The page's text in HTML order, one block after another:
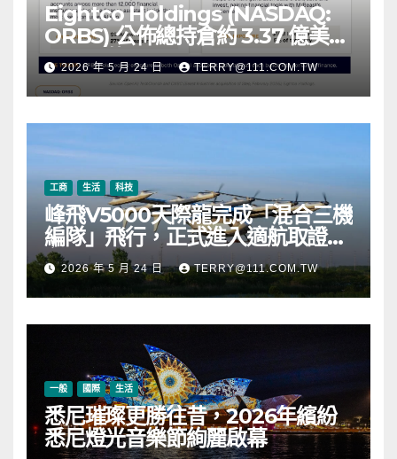
Eightco Holdings (NASDAQ:
ORBS) 公佈總持倉約 3.37 億美
元，涵蓋 OpenAI、Beast
Industries、超過 11,000 枚以太
幣 (ETH) 及逾 2.83 億枚 WLD 代
幣
2026 年 5 月 24 日 TERRY@111.COM.TW
工商 生活 科技
峰飛V5000天際龍完成「混合三機
編隊」飛行，正式進入適航取證階
段2026 年 5 月 24 日 TERRY@111.COM.TW
一般 國際 生活
悉尼璀璨更勝往昔，2026年繽紛
悉尼燈光音樂節絢麗啟幕